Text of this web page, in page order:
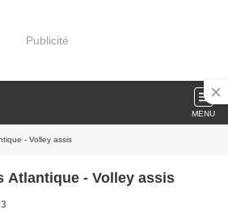
Publicité
MENU
- Volley assis
Atlantique - Volley assis